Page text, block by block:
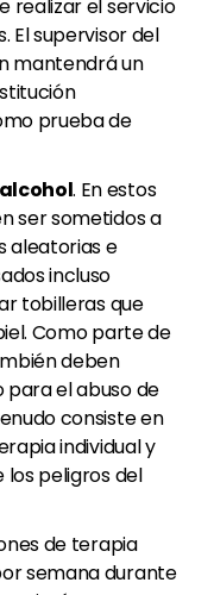
realizar el servicio
El supervisor del
mantendrá un
prueba de
. En estos
ser sometidos a
aleatorias e
incluso
tobilleras que
Como parte de
deben
el abuso de
consiste en
individual y
los peligros del
de terapia
semana durante